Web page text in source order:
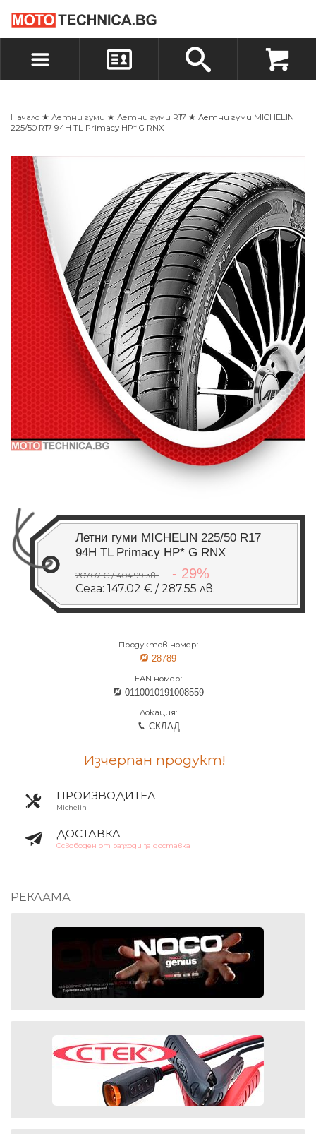
ВХОД
БЪРЗА ПОРЪЧКА ПОРЪЧКА
Начало ★ Летни гуми ★ Летни гуми R17 ★ Летни гуми MICHELIN
225/50 R17 94H TL Primacy HP* G RNX
Летни гуми MICHELIN 225/50 R17
94H TL Primacy HP* G RNX
207.07 € / 404.99 лв. - 29%
Сега: 147.02 € / 287.55 лв.
Продуктов номер:
28789
EAN номер:
0110010191008559
Локация:
СКЛАД
Изчерпан продукт!
ПРОИЗВОДИТЕЛ
Michelin
ДОСТАВКА
Освободен от разходи за доставка
РЕКЛАМА